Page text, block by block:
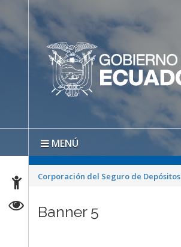
MENÚ
Corporación del Seguro de Depósitos
Banner 5